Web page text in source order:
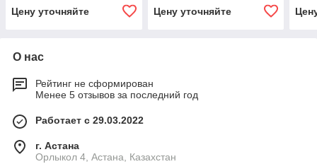
Цену уточняйте
Цену уточняйте
О нас
Рейтинг не сформирован
Менее 5 отзывов за последний год
Работает с 29.03.2022
г. Астана
Орлыкол 4, Астана, Казахстан